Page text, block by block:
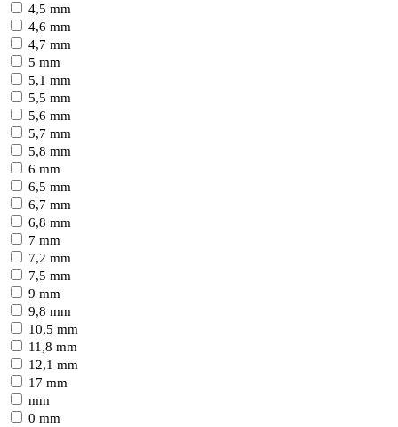
4,5 mm
4,6 mm
4,7 mm
5 mm
5,1 mm
5,5 mm
5,6 mm
5,7 mm
5,8 mm
6 mm
6,5 mm
6,7 mm
6,8 mm
7 mm
7,2 mm
7,5 mm
9 mm
9,8 mm
10,5 mm
11,8 mm
12,1 mm
17 mm
mm
0 mm